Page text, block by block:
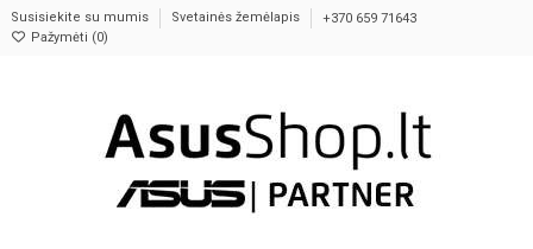
Susisiekite su mumis Svetainės žemėlapis
+370 659 71643
Pažymėti (0)